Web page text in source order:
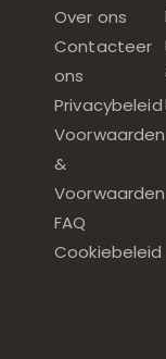
Over ons
Contacteer
ons
Privacybeleid
Voorwaarden
&
Voorwaarden
FAQ
Cookiebeleid